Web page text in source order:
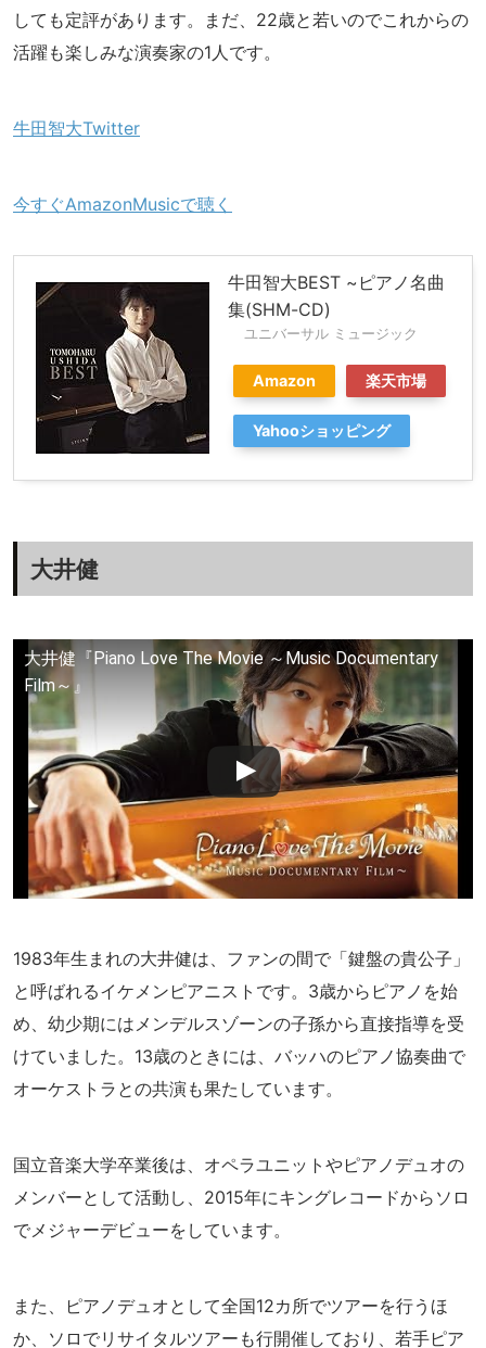
しても定評があります。まだ、22歳と若いのでこれからの
活躍も楽しみな演奏家の1人です。
牛田智大Twitter
今すぐAmazonMusicで聴く
牛田智大BEST ~ピアノ名曲
集(SHM-CD)
ユニバーサル ミュージック
Amazon 楽天市場
Yahooショッピング
大井健
大井健『Piano Love The Movie ～Music Documentary
Film～』
1983年生まれの大井健は、ファンの間で「鍵盤の貴公子」
と呼ばれるイケメンピアニストです。3歳からピアノを始
め、幼少期にはメンデルスゾーンの子孫から直接指導を受
けていました。13歳のときには、バッハのピアノ協奏曲で
オーケストラとの共演も果たしています。
国立音楽大学卒業後は、オペラユニットやピアノデュオの
メンバーとして活動し、2015年にキングレコードからソロ
でメジャーデビューをしています。
また、ピアノデュオとして全国12カ所でツアーを行うほ
か、ソロでリサイタルツアーも行開催しており、若手ピア